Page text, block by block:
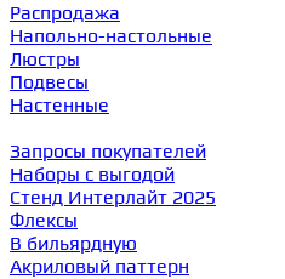
Распродажа
Напольно-настольные
Люстры
Подвесы
Настенные
Запросы покупателей
Наборы с выгодой
Стенд Интерлайт 2025
Флексы
В бильярдную
Акриловый паттерн